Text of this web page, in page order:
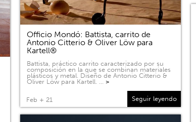
Officio Mondó: Battista, carrito de
Antonio Citterio & Oliver Löw para
Kartell®
Battista, práctico carrito caracterizado por su
composición en la que se combinan materiales
plásticos y metal. Diseño de Antonio Citterio &
Oliver Löw para Kartell. … >
Feb + 21 Seguir leyendo